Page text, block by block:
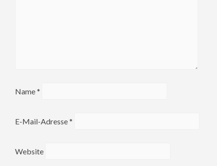
Name*
E-Mail-Adresse*
Website